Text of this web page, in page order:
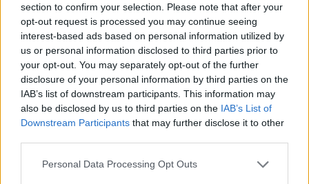
section to confirm your selection. Please note that after your
opt-out request is processed you may continue seeing
interest-based ads based on personal information utilized by
us or personal information disclosed to third parties prior to
your opt-out. You may separately opt-out of the further
disclosure of your personal information by third parties on the
IAB’s list of downstream participants. This information may
also be disclosed by us to third parties on the IAB’s List of
Downstream Participants that may further disclose it to other
Personal Data Processing Opt Outs
Popó gris persistente (no solo un episodio aislado).
Orina oscura o amarillenta intensa.
Piel o parte blanca de los ojos con color
amarillento (ictericia).
Bebé decaído o con falta de apetito.
La popó gris suele asociarse a enfermedades que
requieren diagnóstico y tratamiento precoz, como la